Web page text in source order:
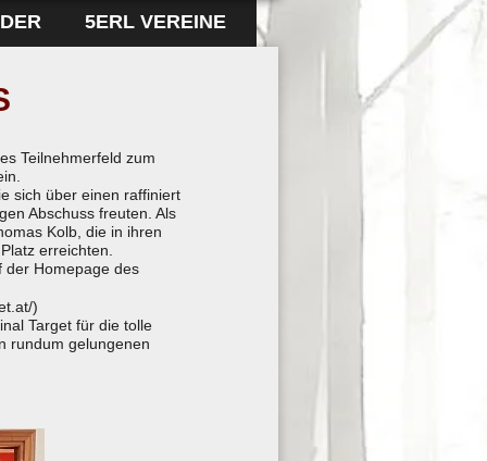
5ERL VEREINE
Teilnehmerfeld zum
sich über einen raffiniert
Abschuss freuten. Als
Kolb, die in ihren
erreichten.
der Homepage des
)
Target für die tolle
rundum gelungenen